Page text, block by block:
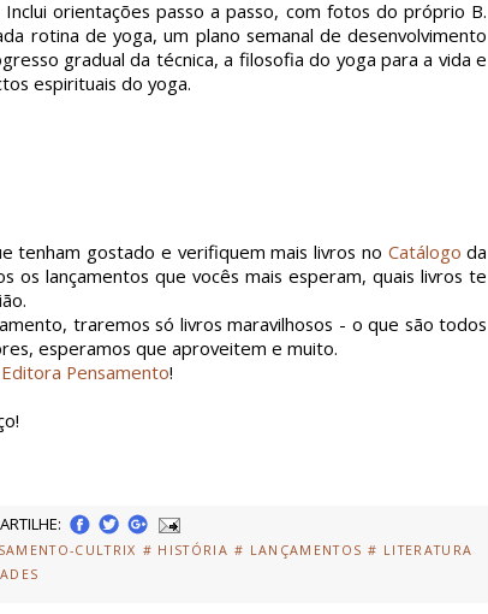
Inclui orientações passo a passo, com fotos do próprio B.
rotina de yoga, um plano semanal de desenvolvimento
gradual da técnica, a filosofia do yoga para a vida e
espirituais do yoga.
tenham gostado e verifiquem mais livros no Catálogo da
os lançamentos que vocês mais esperam, quais livros te
traremos só livros maravilhosos - o que são todos
esperamos que aproveitem e muito.
Editora Pensamento!
CULTRIX # HISTÓRIA # LANÇAMENTOS # LITERATURA